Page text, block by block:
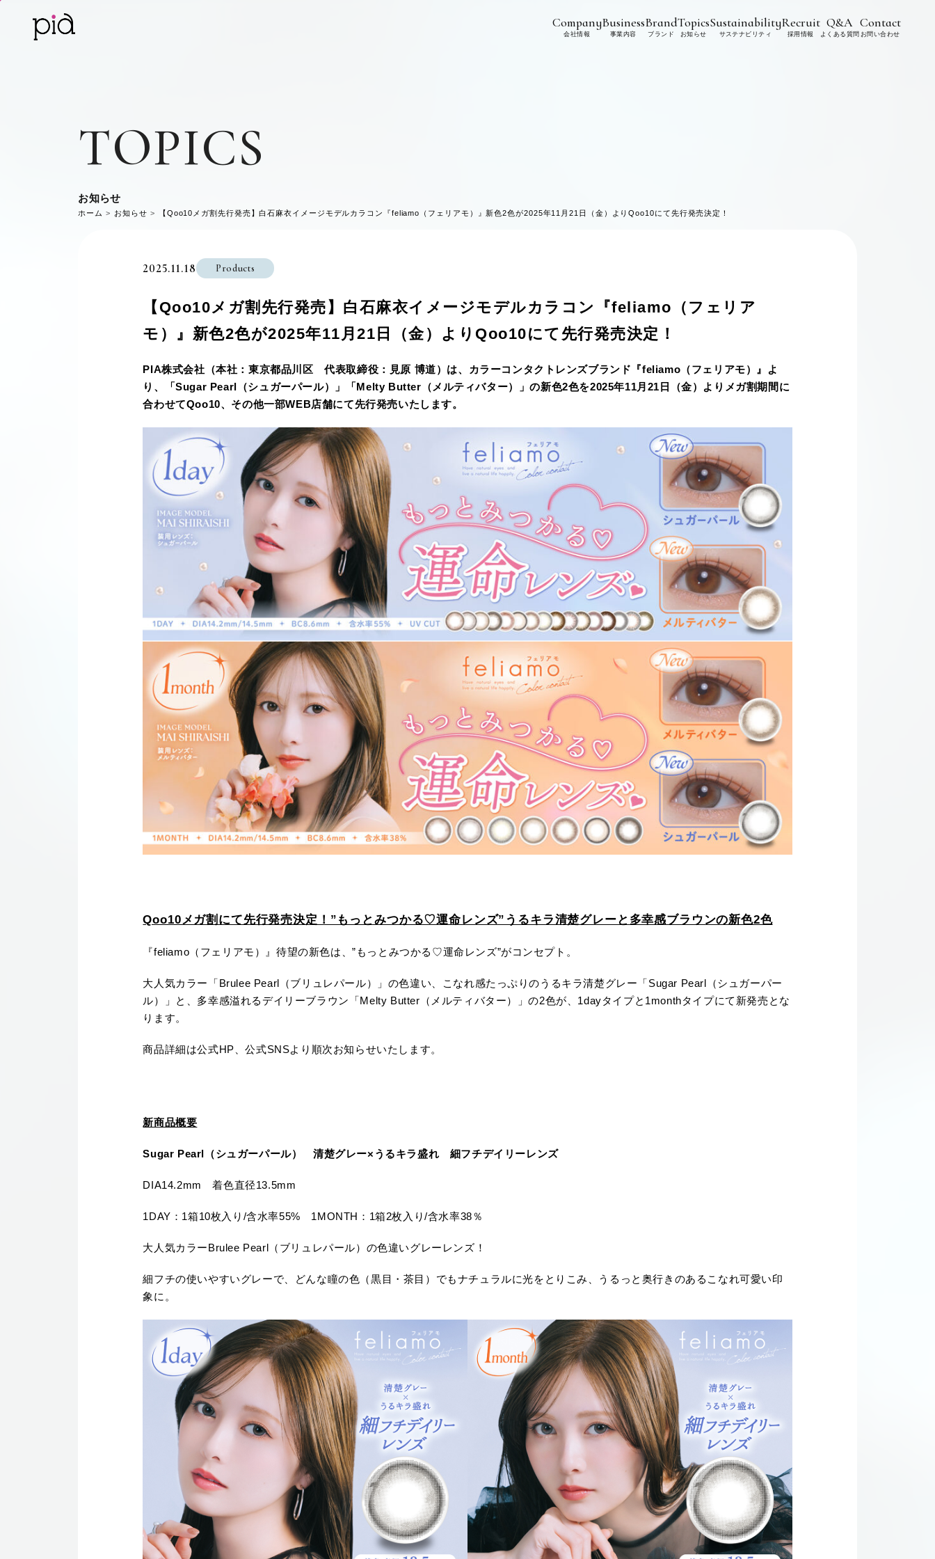
Company
会社情報
Business
事業内容
Brand
ブランド
Topics
お知らせ
Sustainability
サステナビリティ
Recruit
採用情報
Q&A
よくある質問
Contact
お問い合わせ
TOPICS
お知らせ
ホーム お知らせ 【Qoo10メガ割先行発売】白石麻衣イメージモデルカラコン『feliamo（フェリアモ）』新色2色が2025年11月21日（金）よりQoo10にて先行発売決定！
2025.11.18 Products
【Qoo10メガ割先行発売】白石麻衣イメージモデルカラコン『feliamo（フェリア
モ）』新色2色が2025年11月21日（金）よりQoo10にて先行発売決定！
PIA株式会社（本社：東京都品川区 代表取締役：見原 博道）は、カラーコンタクトレンズブランド『feliamo（フェリアモ）』よ
り、「Sugar Pearl（シュガーパール）」「Melty Butter（メルティバター）」の新色2色を2025年11月21日（金）よりメガ割期間に
合わせてQoo10、その他一部WEB店舗にて先行発売いたします。
Qoo10メガ割にて先行発売決定！”もっとみつかる♡運命レンズ”うるキラ清楚グレーと多幸感ブラウンの新色2色
『feliamo（フェリアモ）』待望の新色は、”もっとみつかる♡運命レンズ”がコンセプト。
大人気カラー「Brulee Pearl（ブリュレパール）」の色違い、こなれ感たっぷりのうるキラ清楚グレー「Sugar Pearl（シュガーパー
ル）」と、多幸感溢れるデイリーブラウン「Melty Butter（メルティバター）」の2色が、1dayタイプと1monthタイプにて新発売とな
ります。
商品詳細は公式HP、公式SNSより順次お知らせいたします。
新商品概要
Sugar Pearl（シュガーパール） 清楚グレー×うるキラ盛れ 細フチデイリーレンズ
DIA14.2mm 着色直径13.5mm
1DAY：1箱10枚入り/含水率55% 1MONTH：1箱2枚入り/含水率38％
大人気カラーBrulee Pearl（ブリュレパール）の色違いグレーレンズ！
細フチの使いやすいグレーで、どんな瞳の色（黒目・茶目）でもナチュラルに光をとりこみ、うるっと奥行きのあるこなれ可愛い印
象に。